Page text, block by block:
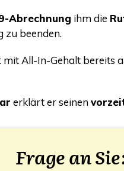
Abrech­nung ihm die
zu beenden.
All-In-Gehalt bereits
erklärt er sei­nen
Fra­ge an